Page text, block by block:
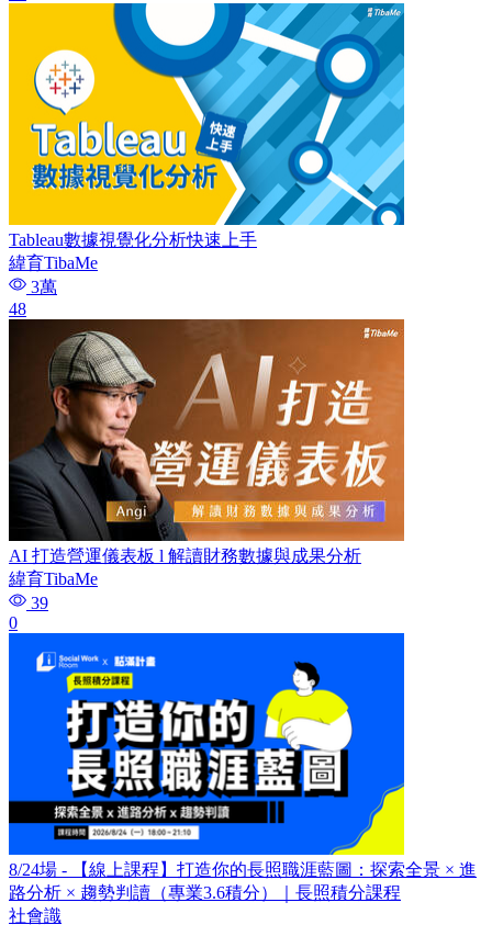
Tableau數據視覺化分析快速上手
緯育TibaMe
3萬
48
AI 打造營運儀表板 l 解讀財務數據與成果分析
緯育TibaMe
39
0
8/24場 - 【線上課程】打造你的長照職涯藍圖：探索全景 × 進
路分析 × 趨勢判讀（專業3.6積分）｜長照積分課程
社會識